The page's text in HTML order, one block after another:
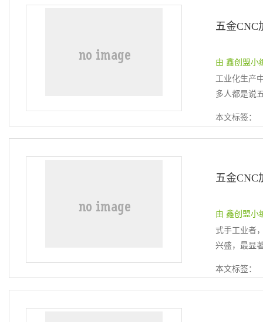
五金CNC
由 鑫创盟小
工业化生产
多人都是说
本文标签：
五金CNC
由 鑫创盟小
式手工业者
兴盛，最显
本文标签：